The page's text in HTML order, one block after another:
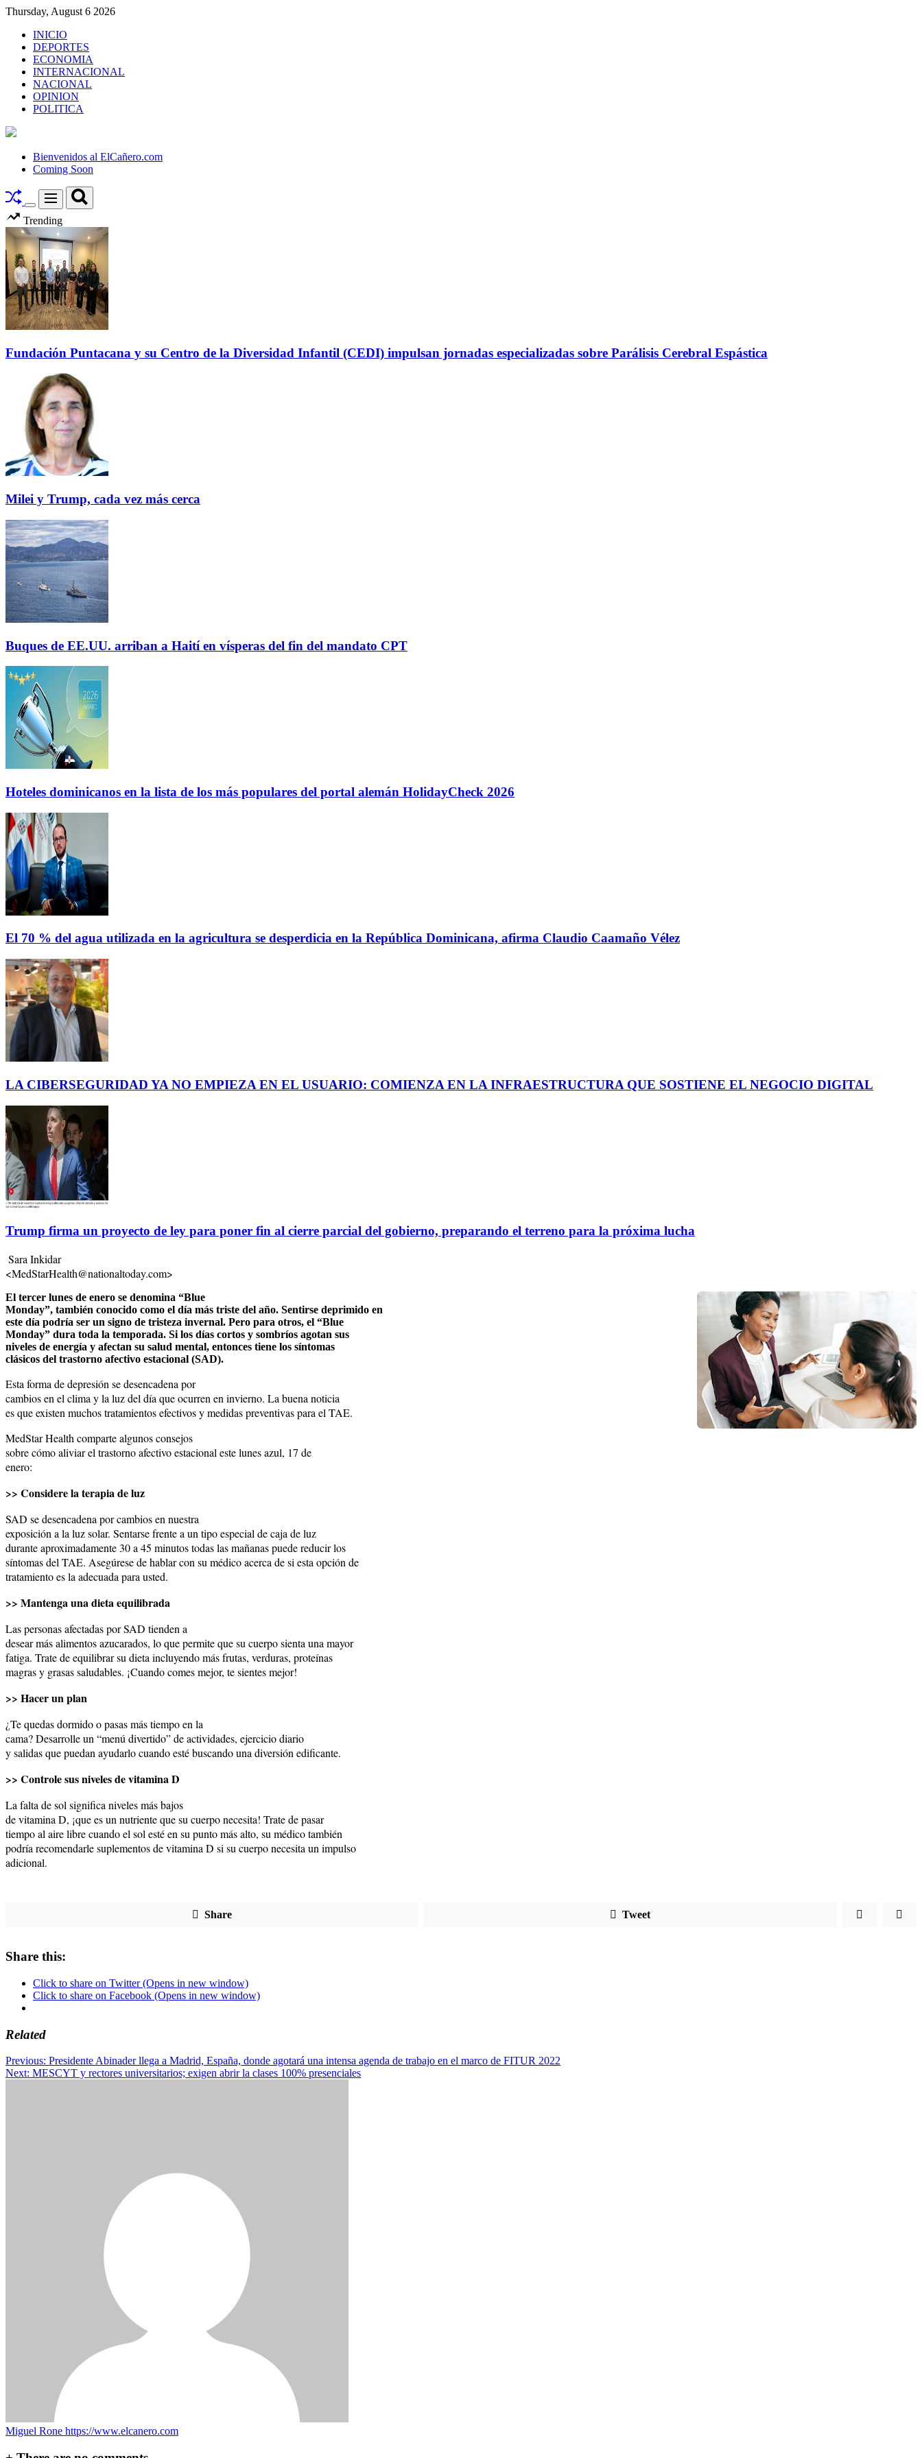
Skip
content
Thursday, August 6 2026
INICIO
DEPORTES
ECONOMIA
INTERNACIONAL
NACIONAL
OPINION
POLITICA
El
Bienvenidos al ElCañero.com
Coming Soon
Switch
color
mode
Menu Search
Trending
Fundación Puntacana y su Centro de la Diversidad Infantil (CEDI) impulsan jornadas especializadas sobre Parálisis Cerebral Espástica
Milei y Trump, cada vez más cerca
Buques de EE.UU. arriban a Haití en vísperas del fin del mandato CPT
Hoteles dominicanos en la lista de los más populares del portal alemán HolidayCheck 2026
El 70 % del agua utilizada en la agricultura se desperdicia en la República Dominicana, afirma Claudio Caamaño Vélez
LA CIBERSEGURIDAD YA NO EMPIEZA EN EL USUARIO: COMIENZA EN LA INFRAESTRUCTURA QUE SOSTIENE EL NEGOCIO DIGITAL
Trump firma un proyecto de ley para poner fin al cierre parcial del gobierno, preparando el terreno para la próxima lucha
Sara Inkidar
<MedStarHealth@nationaltoday.com>
El tercer lunes de enero se denomina “Blue
Monday”, también conocido como el día más triste del año. Sentirse deprimido en
este día podría ser un signo de tristeza invernal. Pero para otros, el “Blue
Monday” dura toda la temporada. Si los días cortos y sombríos agotan sus
niveles de energía y afectan su salud mental, entonces tiene los síntomas
clásicos del trastorno afectivo estacional (SAD).
Esta forma de depresión se desencadena por
cambios en el clima y la luz del día que ocurren en invierno. La buena noticia
es que existen muchos tratamientos efectivos y medidas preventivas para el TAE.
MedStar Health comparte algunos consejos
sobre cómo aliviar el trastorno afectivo estacional este lunes azul, 17 de
enero:
>> Considere la terapia de luz
SAD se desencadena por cambios en nuestra
exposición a la luz solar. Sentarse frente a un tipo especial de caja de luz
durante aproximadamente 30 a 45 minutos todas las mañanas puede reducir los
síntomas del TAE. Asegúrese de hablar con su médico acerca de si esta opción de
tratamiento es la adecuada para usted.
>> Mantenga una dieta equilibrada
Las personas afectadas por SAD tienden a
desear más alimentos azucarados, lo que permite que su cuerpo sienta una mayor
fatiga. Trate de equilibrar su dieta incluyendo más frutas, verduras, proteínas
magras y grasas saludables. ¡Cuando comes mejor, te sientes mejor!
>> Hacer un plan
¿Te quedas dormido o pasas más tiempo en la
cama? Desarrolle un “menú divertido” de actividades, ejercicio diario
y salidas que puedan ayudarlo cuando esté buscando una diversión edificante.
>> Controle sus niveles de vitamina D
La falta de sol significa niveles más bajos
de vitamina D, ¡que es un nutriente que su cuerpo necesita! Trate de pasar
tiempo al aire libre cuando el sol esté en su punto más alto, su médico también
podría recomendarle suplementos de vitamina D si su cuerpo necesita un impulso
adicional.
Share Tweet
Share this:
Click to share on Twitter (Opens in new window)
Click to share on Facebook (Opens in new window)
Related
Post
navigation
Previous: Presidente Abinader llega a Madrid, España, donde agotará una intensa agenda de trabajo en el marco de FITUR 2022
Next: MESCYT y rectores universitarios; exigen abrir la clases 100% presenciales
Miguel Rone https://www.elcanero.com